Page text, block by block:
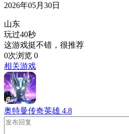
2026年05月30日
山东
玩过40秒
这游戏挺不错，很推荐
0次浏览 0
相关游戏
奥特曼传奇英雄 4.8